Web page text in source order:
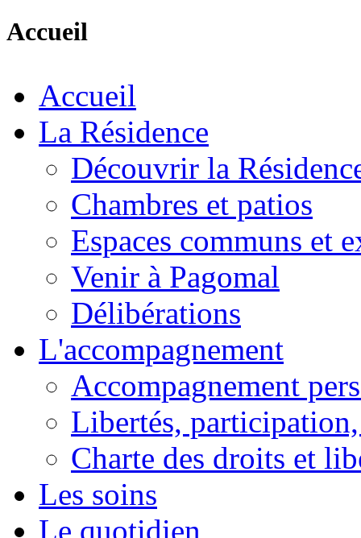
Accueil
Accueil
La Résidence
Découvrir la
Chambres et patios
Espaces communs et
Venir à Pagomal
Délibérations
L'accompagnement
Accompagnement
Libertés,
Charte des droits et
Les soins
Le quotidien